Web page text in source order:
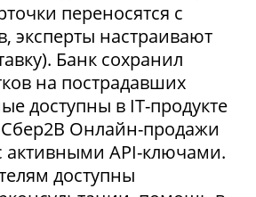
переносятся с
эксперты настраивают
Банк сохранил
на пострадавших
доступны в IT-продукте
Онлайн-продажи
активными API-ключами.
доступны